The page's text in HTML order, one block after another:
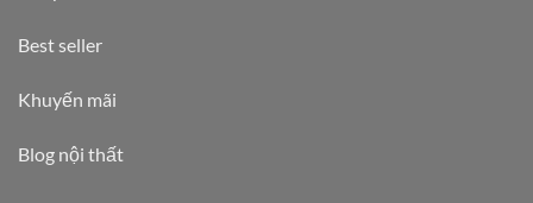
Best seller
Khuyến mãi
Blog nội thất